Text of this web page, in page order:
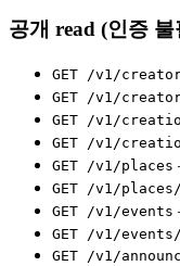
공개 read (인증 불
GET /v1/
GET /v1/
GET /v1/
GET /v1/
GET /v1/places
GET /v1/
GET /v1/events
GET /v1/
GET /v1/